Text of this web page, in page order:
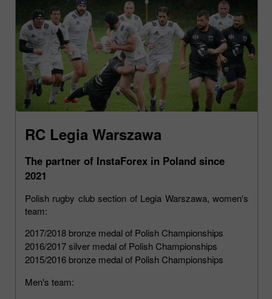
RC Legia Warszawa
The partner of InstaForex in Poland since
2021
Polish rugby club section of Legia Warszawa, women's
team:
2017/2018 bronze medal of Polish Championships
2016/2017 silver medal of Polish Championships
2015/2016 bronze medal of Polish Championships
Men's team: